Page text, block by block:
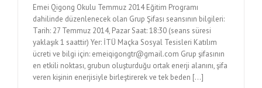
Emei Qigong Okulu Temmuz 2014 Eğitim Programı
dahilinde düzenlenecek olan Grup Şifası seansının bilgileri:
Tarih: 27 Temmuz 2014, Pazar Saat: 18:30 (seans süresi
yaklaşık 1 saattir) Yer: İTÜ Maçka Sosyal Tesisleri Katılım
ücreti ve bilgi için: emeiqigongtr@gmail.com Grup şifasının
en etkili noktası, grubun oluşturduğu ortak enerji alanını, şifa
veren kişinin enerjisiyle birleştirerek ve tek beden [...]